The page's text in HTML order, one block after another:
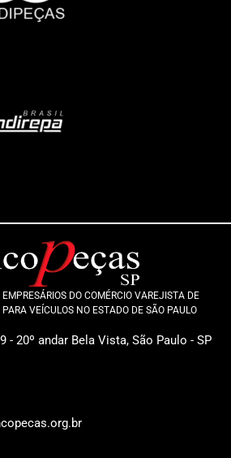
DO COMÉRCIO VAREJISTA DE
PARA VEÍCULOS NO ESTADO DE SÃO PAULO
- 20º andar Bela Vista, São Paulo - SP